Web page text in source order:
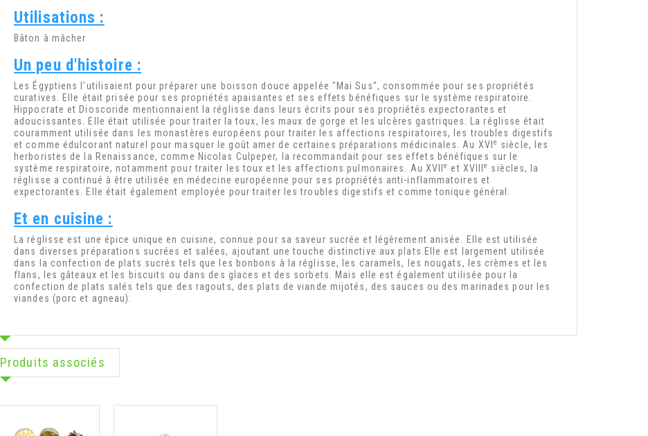
Utilisations :
Bâton à mâcher
Un peu d'histoire :
Les Égyptiens l'utilisaient pour préparer une boisson douce appelée "Mai Sus", consommée pour ses propriétés
curatives. Elle était prisée pour ses propriétés apaisantes et ses effets bénéfiques sur le système respiratoire.
Hippocrate et Dioscoride mentionnaient la réglisse dans leurs écrits pour ses propriétés expectorantes et
adoucissantes. Elle était utilisée pour traiter la toux, les maux de gorge et les ulcères gastriques. La réglisse était
couramment utilisée dans les monastères européens pour traiter les affections respiratoires, les troubles digestifs
et comme édulcorant naturel pour masquer le goût amer de certaines préparations médicinales. Au XVI e siècle, les
herboristes de la Renaissance, comme Nicolas Culpeper, la recommandait pour ses effets bénéfiques sur le
système respiratoire, notamment pour traiter les toux et les affections pulmonaires. Au XVIIe et XVIIIe siècles, la
réglisse a continué à être utilisée en médecine européenne pour ses propriétés anti-inflammatoires et
expectorantes. Elle était également employée pour traiter les troubles digestifs et comme tonique général.
Et en cuisine :
La réglisse est une épice unique en cuisine, connue pour sa saveur sucrée et légèrement anisée. Elle est utilisée
dans diverses préparations sucrées et salées, ajoutant une touche distinctive aux plats.Elle est largement utilisée
dans la confection de plats sucrés tels que les bonbons à la réglisse, les caramels, les nougats, les crèmes et les
flans, les gâteaux et les biscuits ou dans des glaces et des sorbets. Mais elle est également utilisée pour la
confection de plats salés tels que des ragouts, des plats de viande mijotés, des sauces ou des marinades pour les
viandes (porc et agneau).
Produits associés